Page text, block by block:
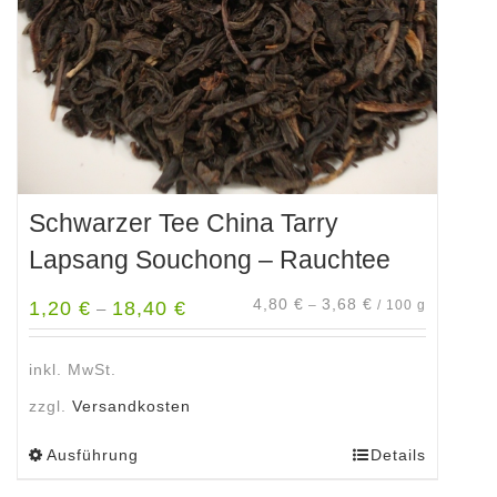
der
Produktseite
gewählt
werden
Schwarzer Tee China Tarry
Lapsang Souchong – Rauchtee
1,20 € – 18,40 € 4,80 € – 3,68 € / 100 g
inkl. MwSt.
zzgl. Versandkosten
Ausführung Details